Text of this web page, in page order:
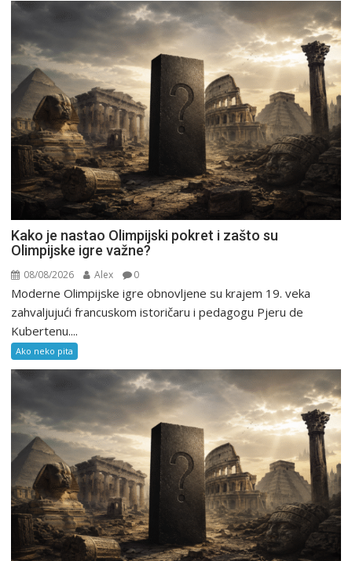
Kako je nastao Olimpijski pokret i zašto su
Olimpijske igre važne?
08/08/2026 Alex 0
Moderne Olimpijske igre obnovljene su krajem 19. veka
zahvaljujući francuskom istoričaru i pedagogu Pjeru de
Kubertenu....
Ako neko pita